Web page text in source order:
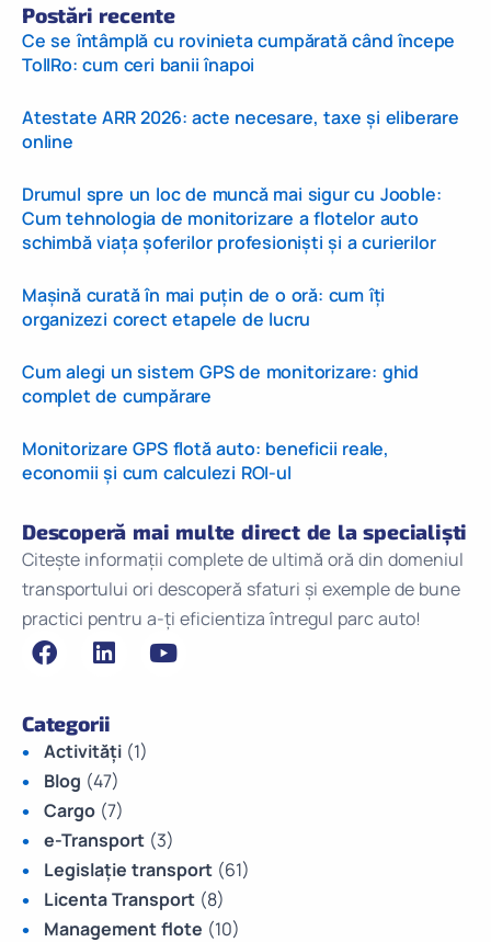
Postări recente
Ce se întâmplă cu rovinieta cumpărată când începe
TollRo: cum ceri banii înapoi
Atestate ARR 2026: acte necesare, taxe și eliberare
online
Drumul spre un loc de muncă mai sigur cu Jooble:
Cum tehnologia de monitorizare a flotelor auto
schimbă viața șoferilor profesioniști și a curierilor
Mașină curată în mai puțin de o oră: cum îți
organizezi corect etapele de lucru
Cum alegi un sistem GPS de monitorizare: ghid
complet de cumpărare
Monitorizare GPS flotă auto: beneficii reale,
economii și cum calculezi ROI-ul
Descoperă mai multe direct de la specialiști
Citește informații complete de ultimă oră din domeniul
transportului ori descoperă sfaturi și exemple de bune
practici pentru a-ți eficientiza întregul parc auto!
Categorii
Activități (1)
Blog (47)
Cargo (7)
e-Transport (3)
Legislație transport (61)
Licenta Transport (8)
Management flote (10)